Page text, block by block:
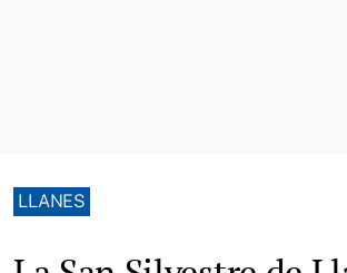
LLANES